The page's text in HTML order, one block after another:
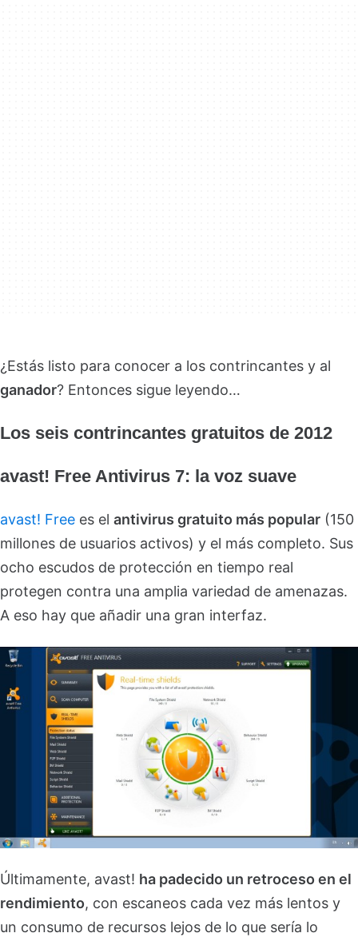
¿Estás listo para conocer a los contrincantes y al
ganador? Entonces sigue leyendo…
Los seis contrincantes gratuitos de 2012
avast! Free Antivirus 7: la voz suave
avast! Free es el antivirus gratuito más popular (150
millones de usuarios activos) y el más completo. Sus
ocho escudos de protección en tiempo real
protegen contra una amplia variedad de amenazas.
A eso hay que añadir una gran interfaz.
Últimamente, avast! ha padecido un retroceso en el
rendimiento, con escaneos cada vez más lentos y
un consumo de recursos lejos de lo que sería lo